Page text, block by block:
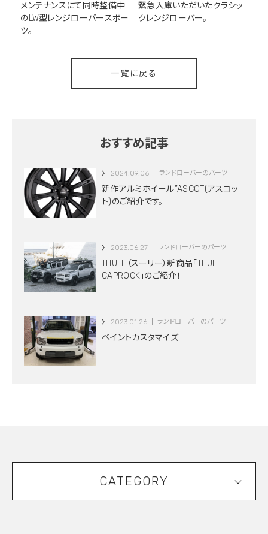
メンテナンスにて同時整備中
のLW型レンジローバースポー
ツ。
緊急入庫いただいたクラシッ
クレンジローバー。
一覧に戻る
おすすめ記事
2024.09.06 ランドローバーのパーツ
新作アルミホイール”ASCOT(アスコッ
ト)のご紹介です。
2023.06.27 ランドローバーのパーツ
THULE（スーリー）新商品「THULE
CAPROCK」のご紹介！
2023.01.26 ランドローバーのパーツ
ペイントカスタマイズ
CATEGORY